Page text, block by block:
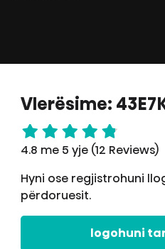
Vlerësime:
4.8 me 5 yje (12 Reviews)
Hyni ose regjistrohuni
përdoruesit.
logohuni